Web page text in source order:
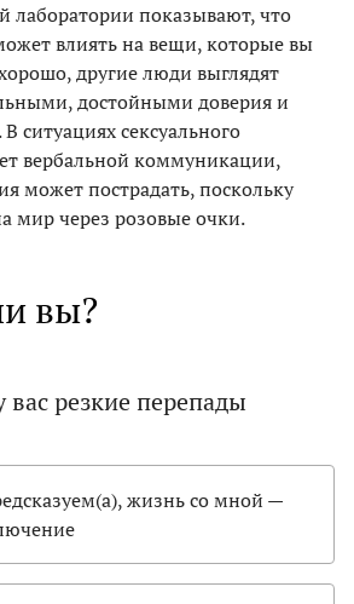
лаборатории показывают, что
влиять на вещи, которые вы
другие люди выглядят
достойными доверия и
ситуациях сексуального
вербальной коммуникации,
может пострадать, поскольку
мир через розовые очки.
вы?
вас резкие перепады
жизнь со мной —